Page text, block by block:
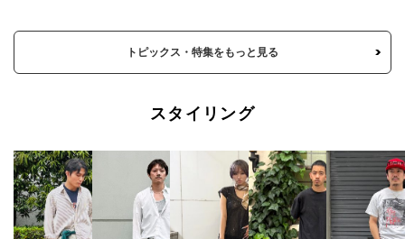
トピックス・特集をもっと見る
スタイリング